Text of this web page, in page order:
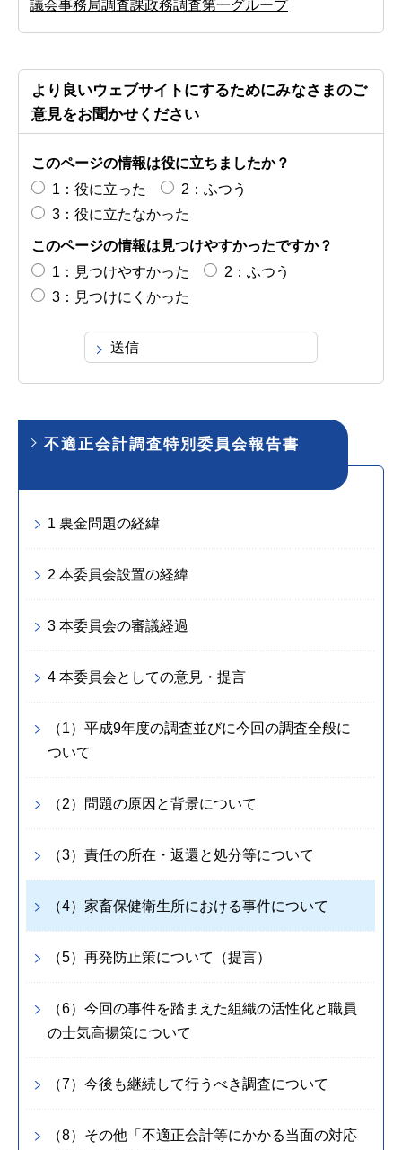
議会事務局調査課政務調査第一グループ
より良いウェブサイトにするためにみなさまのご
意見をお聞かせください
このページの情報は役に立ちましたか？
1：役に立った
2：ふつう
3：役に立たなかった
このページの情報は見つけやすかったですか？
1：見つけやすかった
2：ふつう
3：見つけにくかった
不適正会計調査特別委員会報告書
1 裏金問題の経緯
2 本委員会設置の経緯
3 本委員会の審議経過
4 本委員会としての意見・提言
（1）平成9年度の調査並びに今回の調査全般に
ついて
（2）問題の原因と背景について
（3）責任の所在・返還と処分等について
（4）家畜保健衛生所における事件について
（5）再発防止策について（提言）
（6）今回の事件を踏まえた組織の活性化と職員
の士気高揚策について
（7）今後も継続して行うべき調査について
（8）その他「不適正会計等にかかる当面の対応